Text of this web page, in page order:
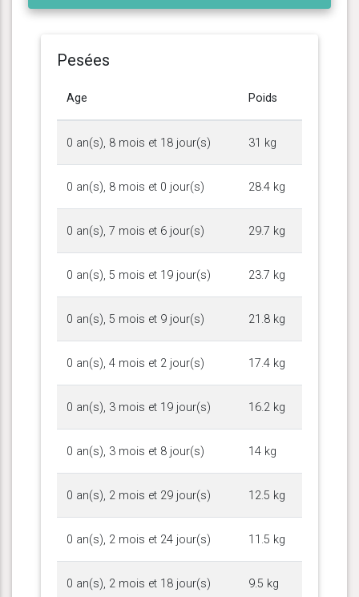
Pesées
Age Poids
0 an(s), 8 mois et 18 jour(s) 31 kg
0 an(s), 8 mois et 0 jour(s) 28.4 kg
0 an(s), 7 mois et 6 jour(s) 29.7 kg
0 an(s), 5 mois et 19 jour(s) 23.7 kg
0 an(s), 5 mois et 9 jour(s) 21.8 kg
0 an(s), 4 mois et 2 jour(s) 17.4 kg
0 an(s), 3 mois et 19 jour(s) 16.2 kg
0 an(s), 3 mois et 8 jour(s) 14 kg
0 an(s), 2 mois et 29 jour(s) 12.5 kg
0 an(s), 2 mois et 24 jour(s) 11.5 kg
0 an(s), 2 mois et 18 jour(s) 9.5 kg